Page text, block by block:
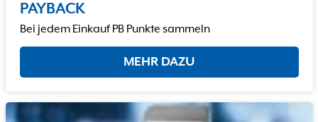
PAYBACK
Bei jedem Einkauf PB Punkte sammeln
MEHR DAZU